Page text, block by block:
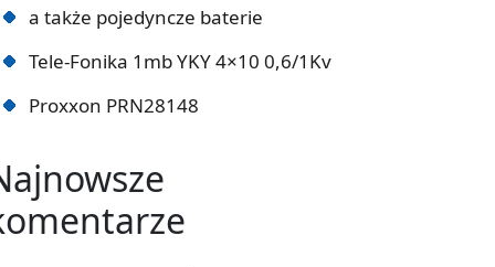
a także pojedyncze baterie
Tele-Fonika 1mb YKY 4×10 0,6/1Kv
Proxxon PRN28148